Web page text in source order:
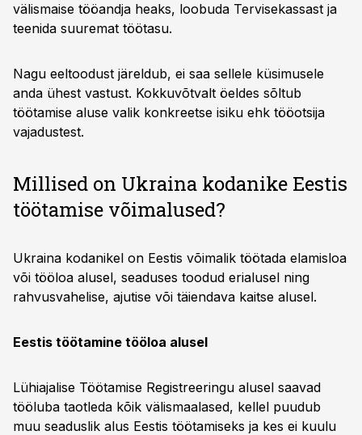
välismaise tööandja heaks, loobuda Tervisekassast ja
teenida suuremat töötasu.
Nagu eeltoodust järeldub, ei saa sellele küsimusele
anda ühest vastust. Kokkuvõtvalt öeldes sõltub
töötamise aluse valik konkreetse isiku ehk tööotsija
vajadustest.
Millised on Ukraina kodanike Eestis
töötamise võimalused?
Ukraina kodanikel on Eestis võimalik töötada elamisloa
või tööloa alusel, seaduses toodud erialusel ning
rahvusvahelise, ajutise või täiendava kaitse alusel.
Eestis töötamine tööloa alusel
Lühiajalise Töötamise Registreeringu alusel saavad
tööluba taotleda kõik välismaalased, kellel puudub
muu seaduslik alus Eestis töötamiseks ja kes ei kuulu